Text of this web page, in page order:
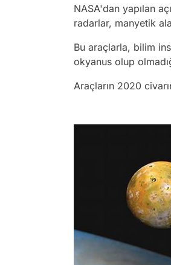
NASA'dan yapılan
radarlar, manyetik
Bu araçlarla, bilim
okyanus olup
Araçların 2020